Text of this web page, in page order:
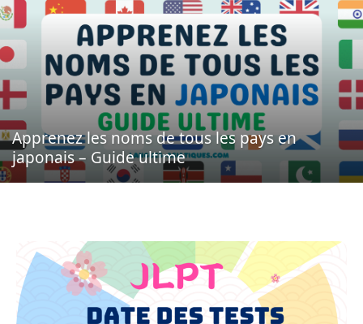
Apprenez les noms de tous les pays en
japonais – Guide ultime